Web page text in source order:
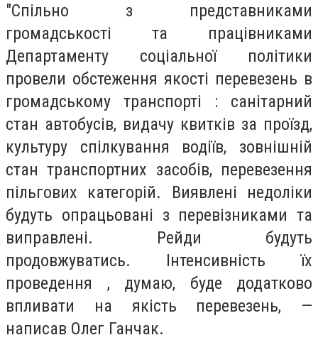
"Спільно з представниками
громадськості та працівниками
Департаменту соціальної політики
провели обстеження якості перевезень в
громадському транспорті : санітарний
стан автобусів, видачу квитків за проїзд,
культуру спілкування водіїв, зовнішній
стан транспортних засобів, перевезення
пільгових категорій. Виявлені недоліки
будуть опрацьовані з перевізниками та
виправлені. Рейди будуть
продовжуватись. Інтенсивність їх
проведення , думаю, буде додатково
впливати на якість перевезень, —
написав Олег Ганчак.